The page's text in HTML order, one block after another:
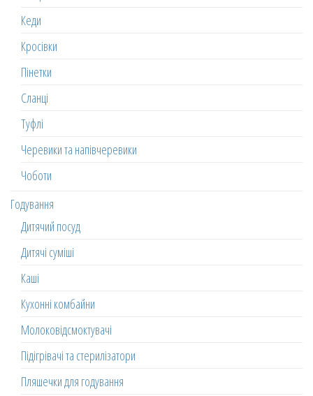
Кеди
Кросівки
Пінетки
Сланці
Туфлі
Черевики та напівчеревики
Чоботи
Годування
Дитячий посуд
Дитячі суміші
Каші
Кухонні комбайни
Молоковідсмоктувачі
Підігрівачі та стерилізатори
Пляшечки для годування